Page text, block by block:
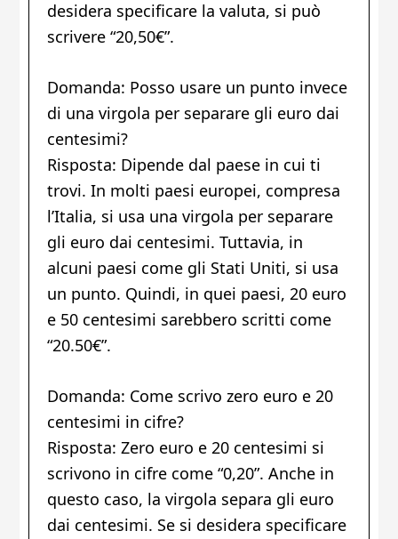
desidera specificare la valuta, si può
scrivere “20,50€”.
Domanda: Posso usare un punto invece
di una virgola per separare gli euro dai
centesimi?
Risposta: Dipende dal paese in cui ti
trovi. In molti paesi europei, compresa
l’Italia, si usa una virgola per separare
gli euro dai centesimi. Tuttavia, in
alcuni paesi come gli Stati Uniti, si usa
un punto. Quindi, in quei paesi, 20 euro
e 50 centesimi sarebbero scritti come
“20.50€”.
Domanda: Come scrivo zero euro e 20
centesimi in cifre?
Risposta: Zero euro e 20 centesimi si
scrivono in cifre come “0,20”. Anche in
questo caso, la virgola separa gli euro
dai centesimi. Se si desidera specificare